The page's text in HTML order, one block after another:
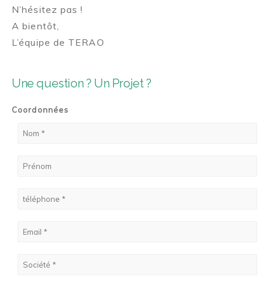
Une question ? Un Projet ?
Coordonnées
N’hésitez pas !
A bientôt,
L’équipe de TERAO